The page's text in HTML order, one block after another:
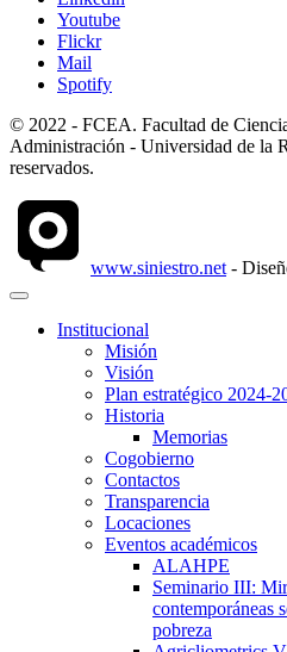
Youtube
Flickr
Mail
Spotify
© 2022 - FCEA. Facultad de
Administración - Universidad de la
reservados.
www.siniestro.net -
Institucional
Misión
Visión
Plan estratégico 2024-
Historia
Memorias
Cogobierno
Contactos
Transparencia
Locaciones
Eventos académicos
ALAHPE
Seminario III:
contemporáneas
pobreza